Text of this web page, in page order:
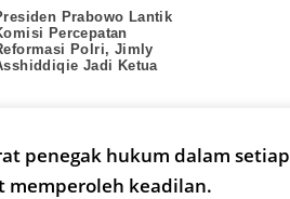
Prabowo Lantik
Percepatan
Polri, Jimly
Jadi Ketua
penegak hukum dalam setiap
memperoleh keadilan.